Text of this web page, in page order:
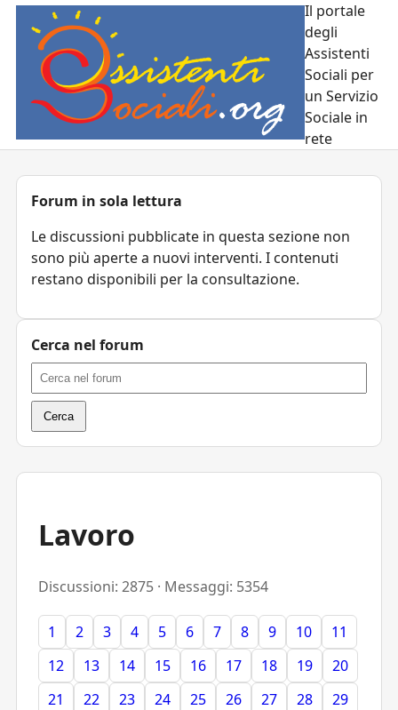
Il portale
degli
Assistenti
Sociali per
un Servizio
Sociale in
rete
Lavoro
Discussioni: 2875 · Messaggi: 5354
1 2 3 4 5 6 7 8 9 10
11
12
13 14 15 16 17 18 19
20
21
22 23 24 25 26 27 28
29
Forum in sola lettura
Le discussioni pubblicate in questa sezione non
sono più aperte a nuovi interventi. I contenuti
restano disponibili per la consultazione.
Cerca nel forum
Cerca